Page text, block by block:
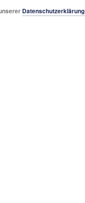
Datenschutzerklärung